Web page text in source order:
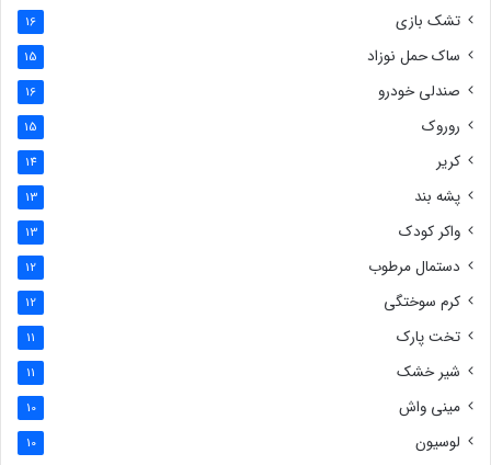
تشک بازی 16
ساک حمل نوزاد 15
صندلی خودرو 16
روروک 15
کریر 14
پشه بند 13
واکر کودک 13
دستمال مرطوب 12
کرم سوختگی 12
تخت پارک 11
شیر خشک 11
مینی واش 10
لوسیون 10